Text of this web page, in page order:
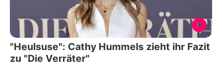
"Heulsuse": Cathy Hummels zieht ihr Fazit
zu "Die Verräter"